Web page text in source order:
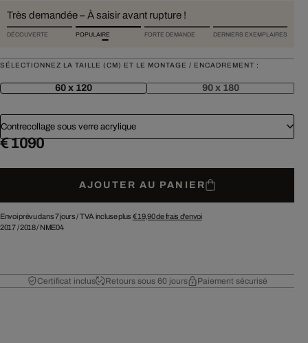
Très demandée – À saisir avant rupture !
DÉCOUVERTE POPULAIRE FORTE DEMANDE DERNIERS EXEMPLAIRES
SÉLECTIONNEZ LA TAILLE (CM) ET LE MONTAGE / ENCADREMENT :
60 x 120 90 x 180
Contrecollage sous verre acrylique
€ 1 090
AJOUTER AU PANIER
Envoi prévu dans 7 jours /TVA incluse plus € 19,90de frais d'envoi
2017/2018/ NME04
Certificat inclus Retours sous 60 jours Paiement sécurisé